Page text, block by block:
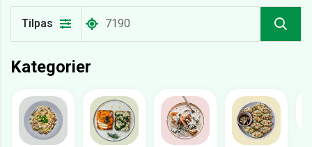
Tilpas
Kategorier